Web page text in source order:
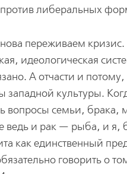
против либеральных
переживаем кризис.
идеологическая
А отчасти и
западной культуры.
вопросы семьи, брака,
ведь и рак — рыба, и я,
как единственный
говорить о